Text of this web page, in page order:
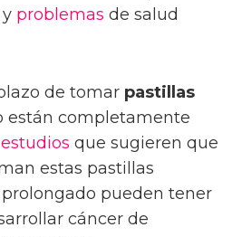
problemas de salud
de tomar pastillas
están completamente
estudios que sugieren que
estas pastillas
pueden tener
cáncer de